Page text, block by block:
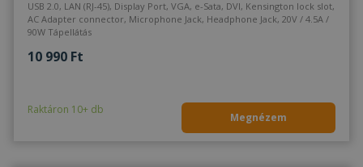
USB 2.0, LAN (RJ-45), Display Port, VGA, e-Sata, DVI, Kensington lock slot,
AC Adapter connector, Microphone Jack, Headphone Jack, 20V / 4.5A /
90W Tápellátás
10 990 Ft
Raktáron 10+ db
Megnézem